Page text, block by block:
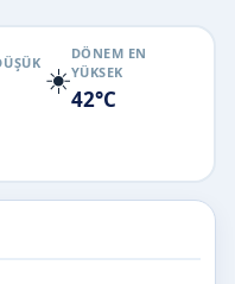
☀️
DÖNEM EN
YÜKSEK
42°C